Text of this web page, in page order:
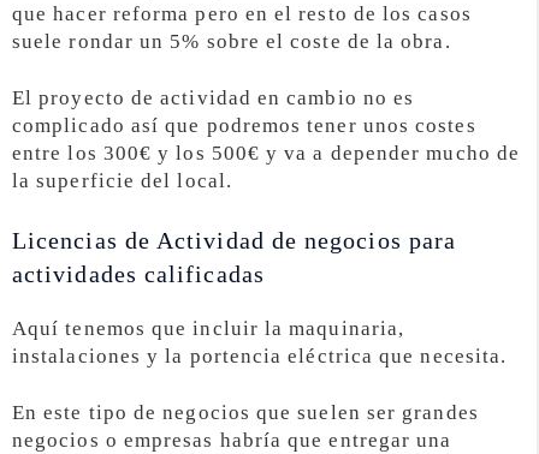
que hacer reforma pero en el resto de los casos
suele rondar un 5% sobre el coste de la obra.
El proyecto de actividad en cambio no es
complicado así que podremos tener unos costes
entre los 300€ y los 500€ y va a depender mucho de
la superficie del local.
Licencias de Actividad de negocios para
actividades calificadas
Aquí tenemos que incluir la maquinaria,
instalaciones y la portencia eléctrica que necesita.
En este tipo de negocios que suelen ser grandes
negocios o empresas habría que entregar una